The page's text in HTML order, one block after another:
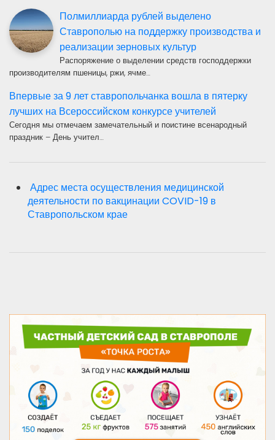
Полмиллиарда рублей выделено
Ставрополью на поддержку производства и
реализации зерновых культур
Распоряжение о выделении средств господдержки
производителям пшеницы, ржи, ячме…
Впервые за 9 лет ставропольчанка вошла в пятерку
лучших на Всероссийском конкурсе учителей
Сегодня мы отмечаем замечательный и поистине всенародный
праздник – День учител…
Адрес места осуществления медицинской
деятельности по вакцинации COVID-19 в
Ставропольском крае